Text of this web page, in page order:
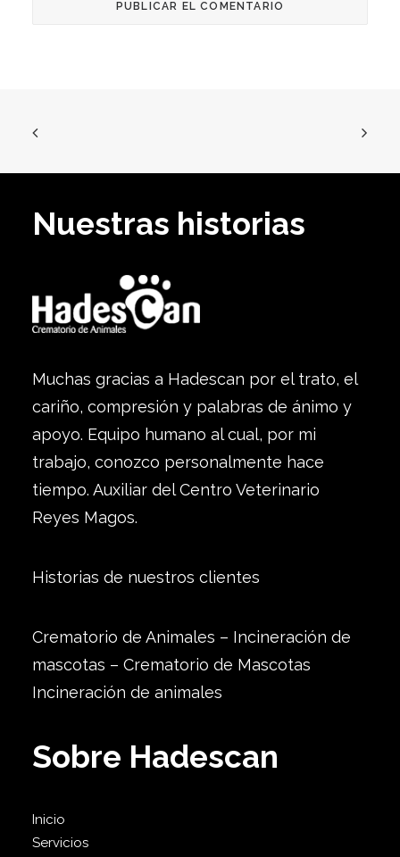
Nuestras historias
Muchas gracias a Hadescan por el trato, el
cariño, compresión y palabras de ánimo y
apoyo. Equipo humano al cual, por mi
trabajo, conozco personalmente hace
tiempo. Auxiliar del Centro Veterinario
Reyes Magos.
Historias de nuestros clientes
Crematorio de Animales – Incineración de
mascotas – Crematorio de Mascotas
Incineración de animales
Sobre Hadescan
Inicio
Servicios